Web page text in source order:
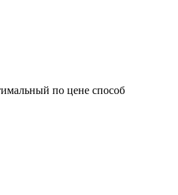
по цене способ